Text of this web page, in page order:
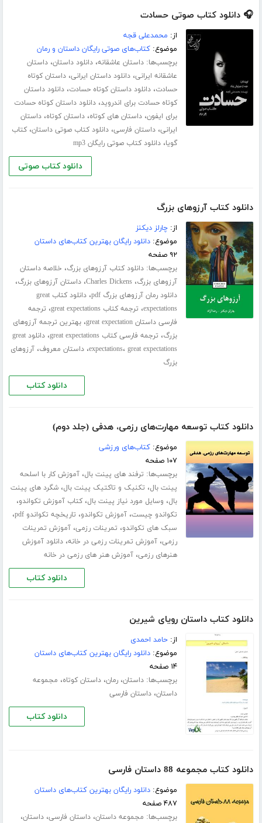
🎧 دانلود کتاب صوتی حسادت
از: محمدعلی قجه
موضوع:کتاب‌های صوتی رایگان داستان و رمان
برچسب‌ها:داستان عاشقانه،دانلود داستان،داستان
عاشقانه ایرانی،دانلود داستان ایرانی،داستان کوتاه
حسادت،دانلود داستان کوتاه حسادت،دانلود داستان
کوتاه حسادت برای اندروید،دانلود داستان کوتاه حسادت
برای ایفون،داستان های کوتاه،داستان کوتاه،داستان
ایرانی،داستان فارسی،دانلود کتاب صوتی داستان،کتاب
گویا،دانلود کتاب صوتی رایگان mp3
دانلود کتاب صوتی
دانلود کتاب آرزوهای بزرگ
از:چارلز دیکنز
موضوع:دانلود رایگان بهترین کتاب‌های داستان
۹۲ صفحه
برچسب‌ها:دانلود کتاب آرزوهای بزرگ، خلاصه داستان
آرزوهای بزرگ،Charles Dickens،داستان آرزوهای بزرگ،
دانلود رمان آرزوهای بزرگ pdf ،
دانلود کتاب great
expectations، ترجمه کتاب great expectations ، ترجمه
فارسی داستان great expectation
،بهترین ترجمه آرزوهای
بزرگ، ترجمه فارسی کتاب great expectations ،
دانلود great
expectations، great expectations ،داستان معروف،آرزوهای
بزرگ
دانلود کتاب
دانلود کتاب توسعه مهارت‌های رزمی، هدفی (جلد دوم)
موضوع:کتاب‌های ورزشی
۱۰۷ صفحه
برچسب‌ها: ترفند های پینت بال،آموزش کار با اسلحه
پینت بال، تکنیک و تاکتیک پینت بال،شگرد های پینت
بال، وسایل مورد نیاز پینت بال،کتاب آموزش تکواندو،
تکواندو چیست،آموزش تکواندو، تاریخچه تکواندو pdf ،
سبک های تکواندو، تمرینات رزمی،آموزش تمرینات
رزمی،آموزش تمرینات رزمی در خانه،دانلود آموزش
هنرهای رزمی،آموزش هنر های رزمی در خانه
دانلود کتاب
دانلود کتاب داستان رویای شیرین
از:حامد احمدی
موضوع:دانلود رایگان بهترین کتاب‌های داستان
۱۴ صفحه
برچسب‌ها:داستان،رمان،داستان کوتاه، مجموعه
داستان،داستان فارسی
دانلود کتاب
دانلود کتاب مجموعه 88 داستان فارسی
موضوع:دانلود رایگان بهترین کتاب‌های داستان
۴۸۷ صفحه
برچسب‌ها: مجموعه داستان،داستان فارسی،داستان،